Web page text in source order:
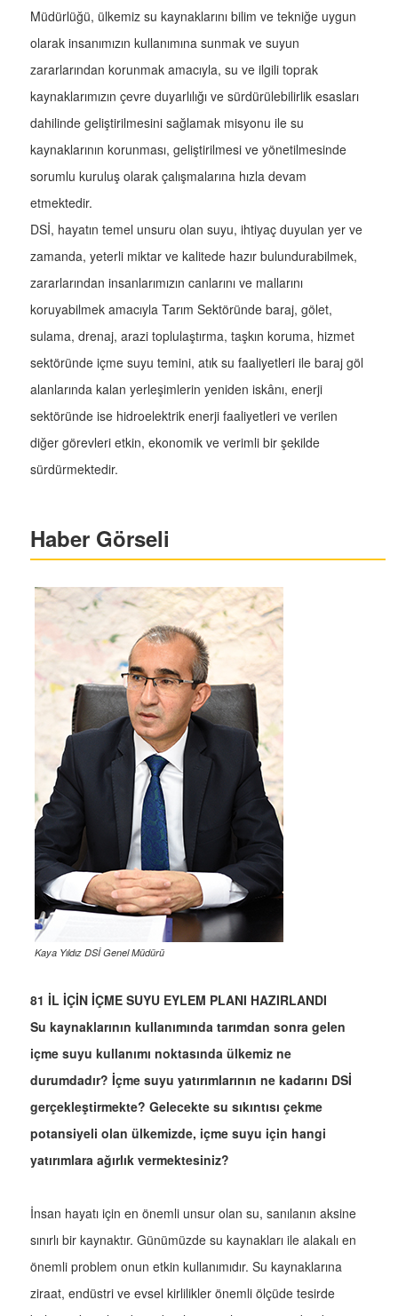
Müdürlüğü, ülkemiz su kaynaklarını bilim ve tekniğe uygun
olarak insanımızın kullanımına sunmak ve suyun
zararlarından korunmak amacıyla, su ve ilgili toprak
kaynaklarımızın çevre duyarlılığı ve sürdürülebilirlik esasları
dahilinde geliştirilmesini sağlamak misyonu ile su
kaynaklarının korunması, geliştirilmesi ve yönetilmesinde
sorumlu kuruluş olarak çalışmalarına hızla devam
etmektedir.
DSİ, hayatın temel unsuru olan suyu, ihtiyaç duyulan yer ve
zamanda, yeterli miktar ve kalitede hazır bulundurabilmek,
zararlarından insanlarımızın canlarını ve mallarını
koruyabilmek amacıyla Tarım Sektöründe baraj, gölet,
sulama, drenaj, arazi toplulaştırma, taşkın koruma, hizmet
sektöründe içme suyu temini, atık su faaliyetleri ile baraj göl
alanlarında kalan yerleşimlerin yeniden iskânı, enerji
sektöründe ise hidroelektrik enerji faaliyetleri ve verilen
diğer görevleri etkin, ekonomik ve verimli bir şekilde
sürdürmektedir.
Haber Görseli
Kaya Yıldız DSİ Genel Müdürü
81 İL İÇİN İÇME SUYU EYLEM PLANI HAZIRLANDI
Su kaynaklarının kullanımında tarımdan sonra gelen
içme suyu kullanımı noktasında ülkemiz ne
durumdadır? İçme suyu yatırımlarının ne kadarını DSİ
gerçekleştirmekte? Gelecekte su sıkıntısı çekme
potansiyeli olan ülkemizde, içme suyu için hangi
yatırımlara ağırlık vermektesiniz?
İnsan hayatı için en önemli unsur olan su, sanılanın aksine
sınırlı bir kaynaktır. Günümüzde su kaynakları ile alakalı en
önemli problem onun etkin kullanımıdır. Su kaynaklarına
ziraat, endüstri ve evsel kirlilikler önemli ölçüde tesirde